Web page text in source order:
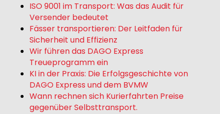
ISO 9001 im Transport: Was das Audit für
Versender bedeutet
Fässer transportieren: Der Leitfaden für
Sicherheit und Effizienz
Wir führen das DAGO Express
Treueprogramm ein
KI in der Praxis: Die Erfolgsgeschichte von
DAGO Express und dem BVMW
Wann rechnen sich Kurierfahrten Preise
gegenüber Selbsttransport.